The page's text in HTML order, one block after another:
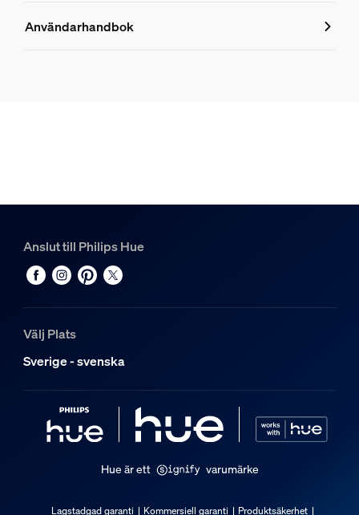
Funktioner
Material
Övrigt
Typ
Övrigt
Förpackningens mått och vikt
EAN/UPC – produkt
8719514407404
0,04 kg
Användarhandbok
Anslut till Philips Hue
Välj Plats
Sverige - svenska
Hue är ett varumärke
Lagstadgad garanti Kommersiell garanti Produktsäkerhet